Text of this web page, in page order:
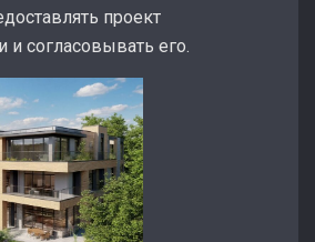
проект
и согласовывать его.